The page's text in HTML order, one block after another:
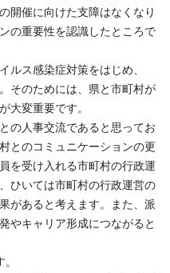
開催に向けた支障はなくなり
の重要性を認識したところで
ルス感染症対策をはじめ、
そのためには、県と市町村が
大変重要です。
の人事交流であると思ってお
とのコミュニケーションの更
を受け入れる市町村の行政運
ひいては市町村の行政運営の
があると考えます。また、派
やキャリア形成につながると